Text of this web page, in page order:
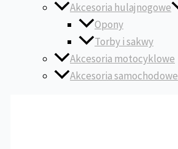
Akcesoria hulajnogowe
Opony
Torby i sakwy
Akcesoria motocyklowe
Akcesoria samochodowe